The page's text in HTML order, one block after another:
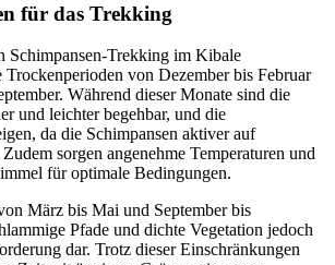
für das Trekking
Schimpansen-Trekking im Kibale
von Dezember bis Februar
Während dieser Monate sind die
und leichter begehbar, und die
da die Schimpansen aktiver auf
sorgen angenehme Temperaturen und
für optimale Bedingungen.
März bis Mai und September bis
Pfade und dichte Vegetation jedoch
dar. Trotz dieser Einschränkungen